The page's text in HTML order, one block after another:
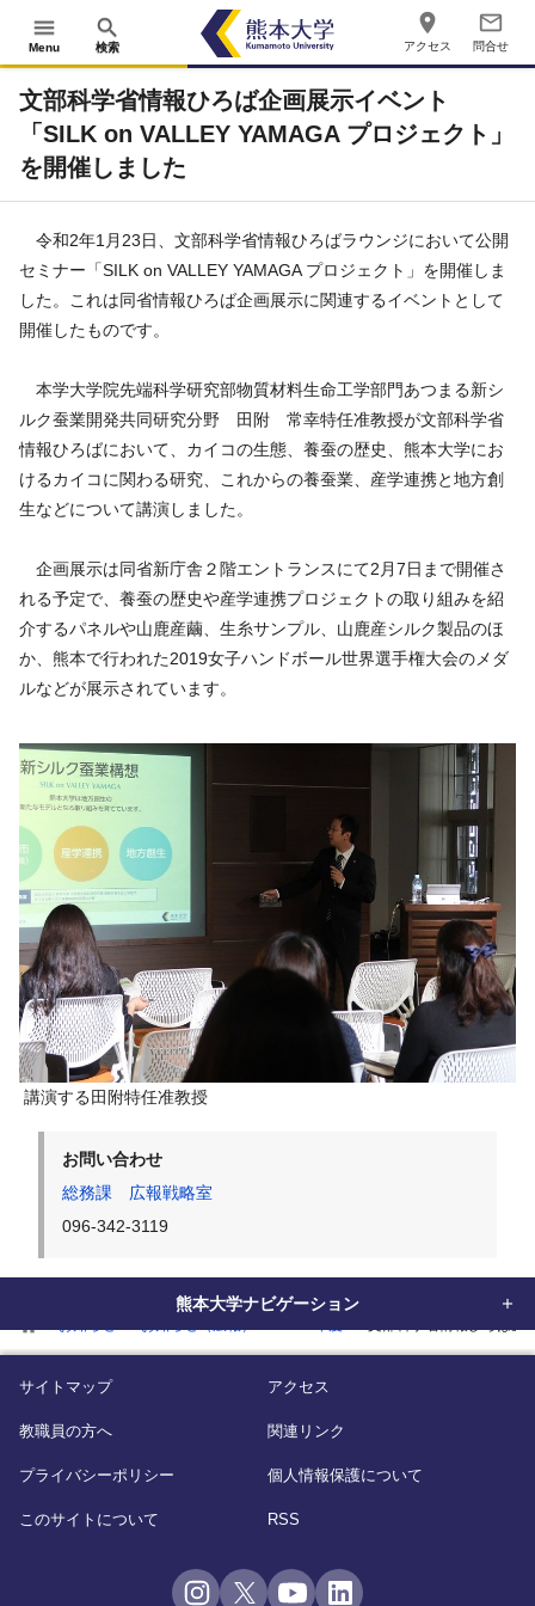
menu
Menu
search
検索
place
アクセス
mail_outline
問合せ
home
文部科学省情報ひろば企画展示イベント
「SILK on VALLEY YAMAGA プロジェクト」
を開催しました
令和2年1月23日、文部科学省情報ひろばラウンジにおいて公開
セミナー「SILK on VALLEY YAMAGA プロジェクト」を開催しま
した。これは同省情報ひろば企画展示に関連するイベントとして
開催したものです。
本学大学院先端科学研究部物質材料生命工学部門あつまる新シ
ルク蚕業開発共同研究分野 田附 常幸特任准教授が文部科学省
情報ひろばにおいて、カイコの生態、養蚕の歴史、熊本大学にお
けるカイコに関わる研究、これからの養蚕業、産学連携と地方創
生などについて講演しました。
企画展示は同省新庁舎２階エントランスにて2月7日まで開催さ
れる予定で、養蚕の歴史や産学連携プロジェクトの取り組みを紹
介するパネルや山鹿産繭、生糸サンプル、山鹿産シルク製品のほ
か、熊本で行われた2019女子ハンドボール世界選手権大会のメダ
ルなどが展示されています。
講演する田附特任准教授
お問い合わせ
総務課 広報戦略室
096-342-3119
熊本大学ナビゲーション
サイトマップ アクセス
教職員の方へ 関連リンク
プライバシーポリシー 個人情報保護について
このサイトについて RSS